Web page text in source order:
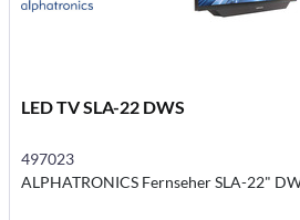
LED TV SLA-22 DWS
497023
ALPHATRONICS Fernseher SLA-22"